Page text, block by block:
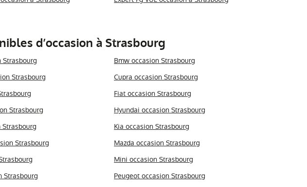
d’occasion à Strasbourg
Strasbourg
Bmw occasion Strasbourg
Strasbourg
Cupra occasion Strasbourg
Fiat occasion Strasbourg
Strasbourg
Hyundai occasion Strasbourg
Strasbourg
Kia occasion Strasbourg
Strasbourg
Mazda occasion Strasbourg
Mini occasion Strasbourg
Strasbourg
Peugeot occasion Strasbourg